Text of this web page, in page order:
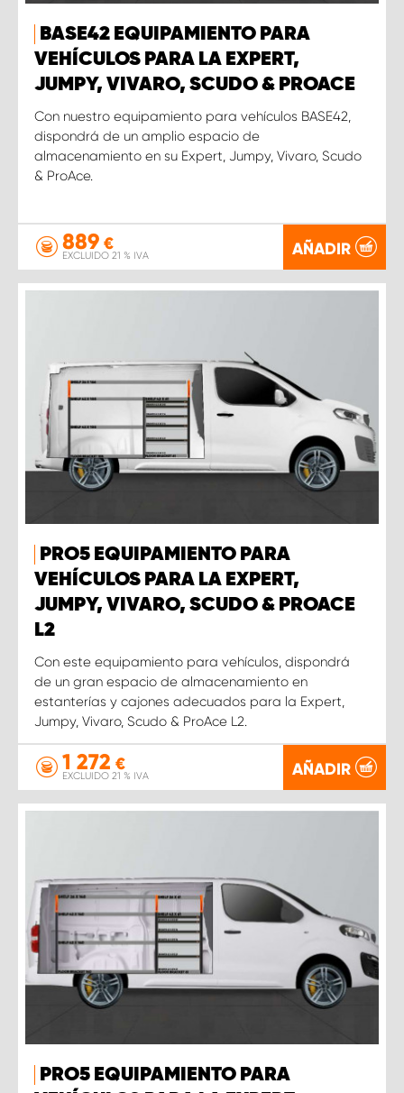
BASE42 EQUIPAMIENTO PARA
VEHÍCULOS PARA LA EXPERT,
JUMPY, VIVARO, SCUDO & PROACE
Con nuestro equipamiento para vehículos BASE42,
dispondrá de un amplio espacio de
almacenamiento en su Expert, Jumpy, Vivaro, Scudo
& ProAce.
889 €
EXCLUIDO 21 % IVA AÑADIR
PRO5 EQUIPAMIENTO PARA
VEHÍCULOS PARA LA EXPERT,
JUMPY, VIVARO, SCUDO & PROACE
L2
Con este equipamiento para vehículos, dispondrá
de un gran espacio de almacenamiento en
estanterías y cajones adecuados para la Expert,
Jumpy, Vivaro, Scudo & ProAce L2.
1 272 €
EXCLUIDO 21 % IVA AÑADIR
PRO5 EQUIPAMIENTO PARA